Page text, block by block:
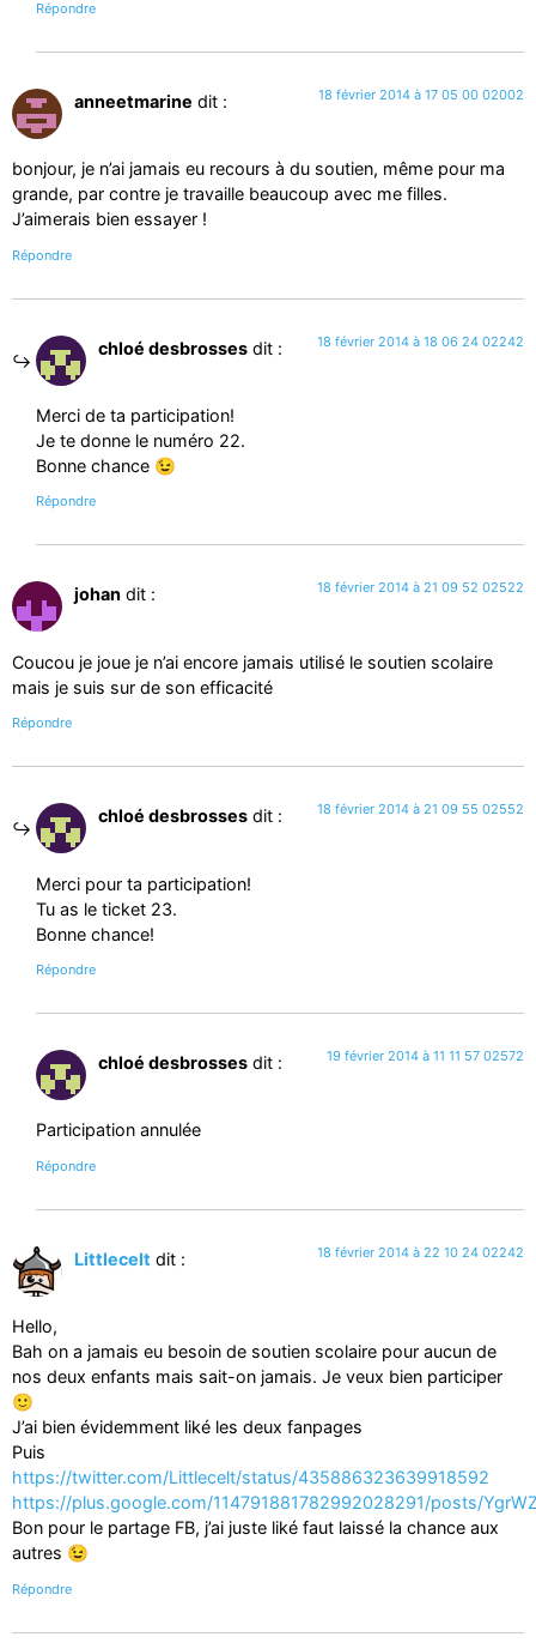
Répondre
anneetmarine dit : 18 février 2014 à 17 05 00 02002
bonjour, je n’ai jamais eu recours à du soutien, même pour ma
grande, par contre je travaille beaucoup avec me filles.
J’aimerais bien essayer !
Répondre
chloé desbrosses dit : 18 février 2014 à 18 06 24 02242
Merci de ta participation!
Je te donne le numéro 22.
Bonne chance 😉
Répondre
johan dit : 18 février 2014 à 21 09 52 02522
Coucou je joue je n’ai encore jamais utilisé le soutien scolaire
mais je suis sur de son efficacité
Répondre
chloé desbrosses dit : 18 février 2014 à 21 09 55 02552
Merci pour ta participation!
Tu as le ticket 23.
Bonne chance!
Répondre
chloé desbrosses dit : 19 février 2014 à 11 11 57 02572
Participation annulée
Répondre
Littlecelt dit : 18 février 2014 à 22 10 24 02242
Hello,
Bah on a jamais eu besoin de soutien scolaire pour aucun de
nos deux enfants mais sait-on jamais. Je veux bien participer
🙂
J’ai bien évidemment liké les deux fanpages
Puis
https://twitter.com/Littlecelt/status/435886323639918592
https://plus.google.com/114791881782992028291/posts/
Bon pour le partage FB, j’ai juste liké faut laissé la chance aux
autres 😉
Répondre